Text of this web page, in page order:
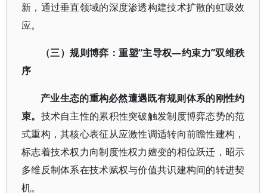
新，通过垂直领域的深度渗透构建技术扩散的虹吸效
应。
（三）规则博弈：重塑“主导权—约束力”双维秩
序
产业生态的重构必然遭遇既有规则体系的刚性约
束。 技术自主性的累积性突破触发制度博弈态势的范
式重构，其核心表征从应激性调适转向前瞻性建构，
标志着技术权力向制度性权力嬗变的相位跃迁，昭示
多维反制体系在技术赋权与价值共识建构间的转进契
机。